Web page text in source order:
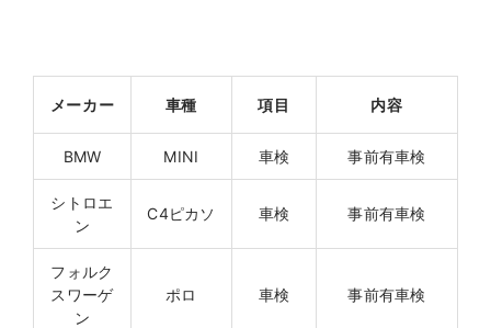
メーカー 車種 項目 内容
BMW MINI 車検 事前有車検
シトロエ
ン
C4ピカソ 車検 事前有車検
フォルク
スワーゲ
ン
ポロ 車検 事前有車検